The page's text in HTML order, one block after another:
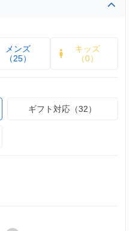
メンズ
（25）
キッズ
（0）
ギフト対応（32）